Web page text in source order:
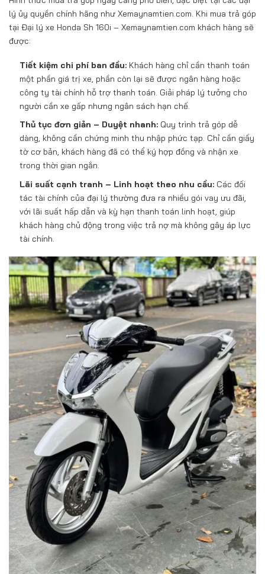
lý ủy quyền chính hãng như Xemaynamtien.com. Khi mua trả góp
tại Đại lý xe Honda Sh 160i – Xemaynamtien.com khách hàng sẽ
được:
Tiết kiệm chi phí ban đầu: Khách hàng chỉ cần thanh toán
một phần giá trị xe, phần còn lại sẽ được ngân hàng hoặc
công ty tài chính hỗ trợ thanh toán. Giải pháp lý tưởng cho
người cần xe gấp nhưng ngân sách hạn chế.
Thủ tục đơn giản – Duyệt nhanh: Quy trình trả góp dễ
dàng, không cần chứng minh thu nhập phức tạp. Chỉ cần giấy
tờ cơ bản, khách hàng đã có thể ký hợp đồng và nhận xe
trong thời gian ngắn.
Lãi suất cạnh tranh – Linh hoạt theo nhu cầu: Các đối
tác tài chính của đại lý thường đưa ra nhiều gói vay ưu đãi,
với lãi suất hấp dẫn và kỳ hạn thanh toán linh hoạt, giúp
khách hàng chủ động trong việc trả nợ mà không gây áp lực
tài chính.